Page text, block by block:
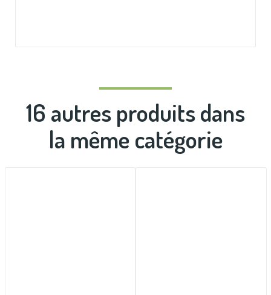
16 autres produits dans
la même catégorie